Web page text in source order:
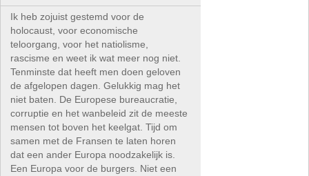
Ik heb zojuist gestemd voor de
holocaust, voor economische
teloorgang, voor het natiolisme,
rascisme en weet ik wat meer nog niet.
Tenminste dat heeft men doen geloven
de afgelopen dagen. Gelukkig mag het
niet baten. De Europese bureaucratie,
corruptie en het wanbeleid zit de meeste
mensen tot boven het keelgat. Tijd om
samen met de Fransen te laten horen
dat een ander Europa noodzakelijk is.
Een Europa voor de burgers. Niet een